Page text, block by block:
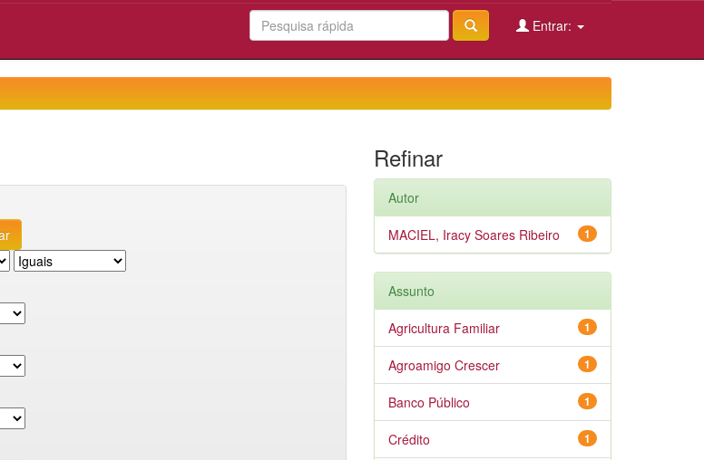
Entrar:
Refinar
Autor
1
MACIEL, Iracy Soares Ribeiro
Assunto
1
Agricultura Familiar
1
Agroamigo Crescer
1
Banco Público
1
Crédito